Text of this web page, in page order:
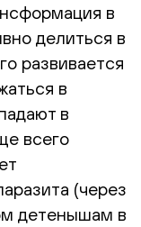
в
делиться в
развивается
в
в
всего
(через
детенышам в